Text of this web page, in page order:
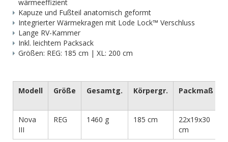
wärmeeffizient
Kapuze und Fußteil anatomisch geformt
Integrierter Wärmekragen mit Lode Lock™ Verschluss
Lange RV-Kammer
Inkl. leichtem Packsack
Größen: REG: 185 cm | XL: 200 cm
Modell Größe Gesamtg. Körpergr. Packmaß
Nova
III
REG 1460 g 185 cm
22x19x30
cm